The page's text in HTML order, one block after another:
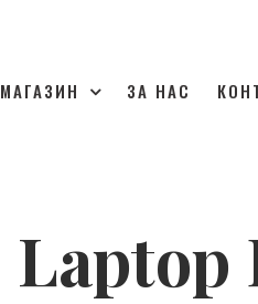
МАГАЗИН ЗА НАС
Laptop